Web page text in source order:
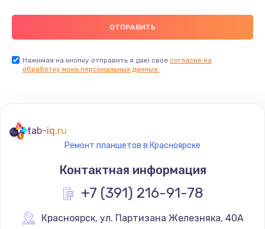
Ремонт пищалок(твитеров)
900 руб.
Заказать
1795 руб.
Заказать
Ремонт разъема питания
Нажимая на кнопку отправить я даю свое согласие на
обработку моих персональных данных.
tab-iq.ru
Ремонт планшетов в Красноярске
Контактная информация
+7 (391) 216-91-78
Красноярск, ул. Партизана Железняка, 40А